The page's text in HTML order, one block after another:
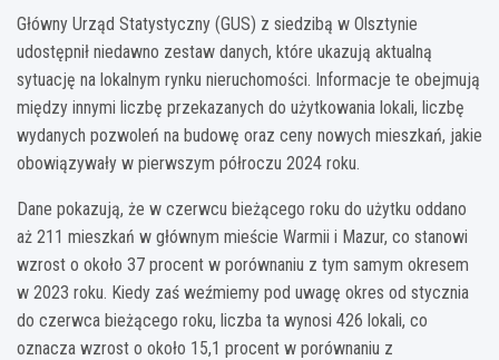
Główny Urząd Statystyczny (GUS) z siedzibą w Olsztynie
udostępnił niedawno zestaw danych, które ukazują aktualną
sytuację na lokalnym rynku nieruchomości. Informacje te obejmują
między innymi liczbę przekazanych do użytkowania lokali, liczbę
wydanych pozwoleń na budowę oraz ceny nowych mieszkań, jakie
obowiązywały w pierwszym półroczu 2024 roku.
Dane pokazują, że w czerwcu bieżącego roku do użytku oddano
aż 211 mieszkań w głównym mieście Warmii i Mazur, co stanowi
wzrost o około 37 procent w porównaniu z tym samym okresem
w 2023 roku. Kiedy zaś weźmiemy pod uwagę okres od stycznia
do czerwca bieżącego roku, liczba ta wynosi 426 lokali, co
oznacza wzrost o około 15,1 procent w porównaniu z